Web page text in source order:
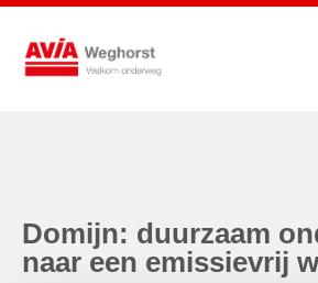
Domijn: duurzaam
naar een emissievrij